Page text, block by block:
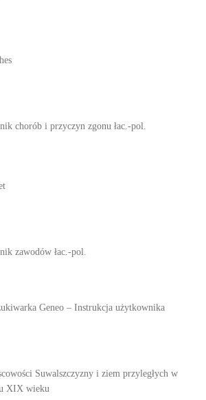
chorób i przyczyn zgonu łac.-pol.
zawodów łac.-pol.
Geneo – Instrukcja użytkownika
Suwalszczyzny i ziem przyległych w
XIX wieku